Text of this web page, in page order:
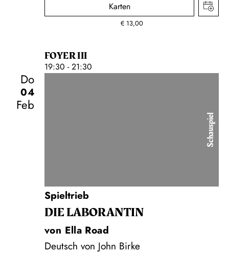
Karten
€ 13,00
FOYER III
19:30 - 21:30
Do
04
Feb
Schauspiel
Spieltrieb
DIE LA­BO­RAN­TIN
von Ella Road
Deutsch von John Birke